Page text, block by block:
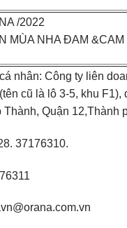
/2022
MÙA NHA ĐAM &CAM
nhân: Công ty liên
cũ là lô 3-5, khu
Quận 12,Thành
37176310.